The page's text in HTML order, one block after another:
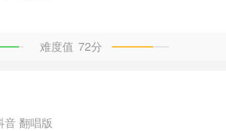
难度值 72分
音 翻唱版